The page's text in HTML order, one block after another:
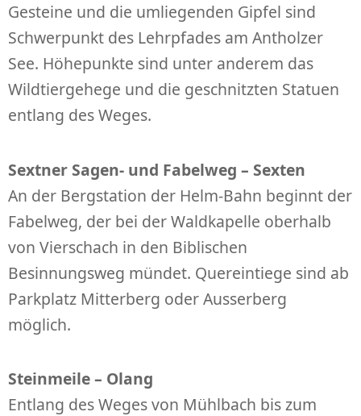
Gesteine und die umliegenden Gipfel sind
Schwerpunkt des Lehrpfades am Antholzer
See. Höhepunkte sind unter anderem das
Wildtiergehege und die geschnitzten Statuen
entlang des Weges.
Sextner Sagen- und Fabelweg – Sexten
An der Bergstation der Helm-Bahn beginnt der
Fabelweg, der bei der Waldkapelle oberhalb
von Vierschach in den Biblischen
Besinnungsweg mündet. Quereintiege sind ab
Parkplatz Mitterberg oder Ausserberg
möglich.
Steinmeile – Olang
Entlang des Weges von Mühlbach bis zum